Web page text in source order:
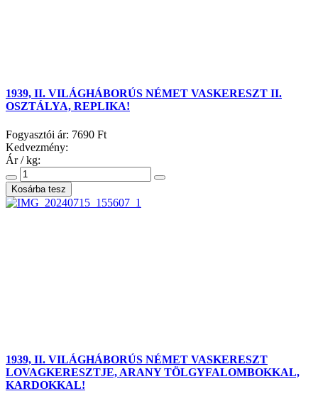
1939, II. VILÁGHÁBORÚS NÉMET VASKERESZT II.
OSZTÁLYA, REPLIKA!
Fogyasztói ár: 7690 Ft
Kedvezmény:
Ár / kg:
1939, II. VILÁGHÁBORÚS NÉMET VASKERESZT
LOVAGKERESZTJE, ARANY TÖLGYFALOMBOKKAL,
KARDOKKAL!